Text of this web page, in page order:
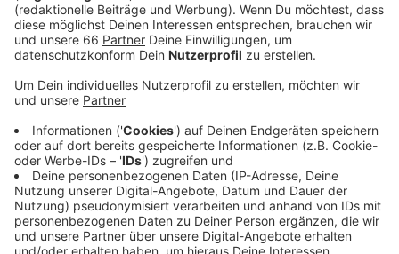
Veröffentlicht:Samstag, 14.06.2025 11:14
Anzeige
Samstagabend (14.06.2025) in der European League
of Footballden Fans wieder Grund zum Jubeln geben.
Zu Gast sind die Hamburg Sea Devils. In der Tabelle
liegen die beiden Teams dicht beieinander. Rhein Fire
hat eine Bilanz von einem Sieg und zwei Niederlagen;
die Gäste aus Hamburg kommen mit der